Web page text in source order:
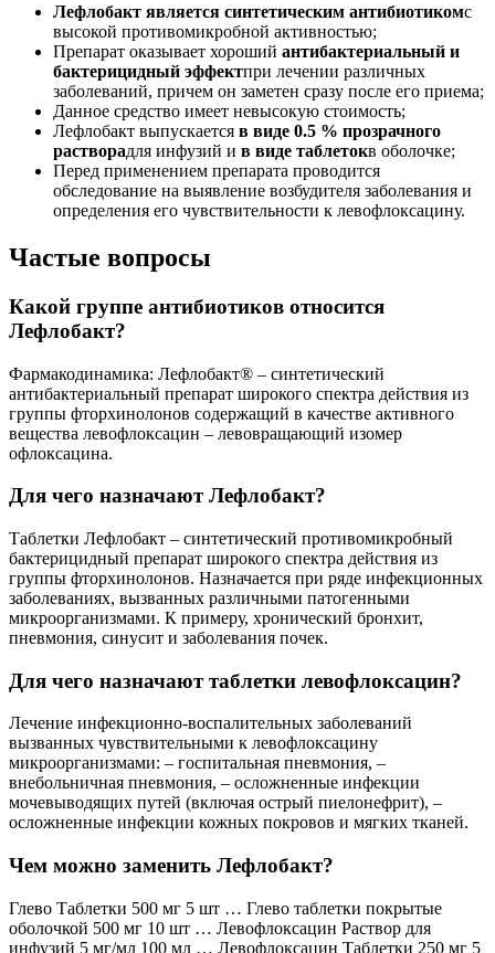
Лефлобакт является синтетическим антибиотикомс
высокой противомикробной активностью;
Препарат оказывает хороший антибактериальный и
бактерицидный эффектпри лечении различных
заболеваний, причем он заметен сразу после его приема;
Данное средство имеет невысокую стоимость;
Лефлобакт выпускается в виде 0.5 % прозрачного
растворадля инфузий и в виде таблетокв оболочке;
Перед применением препарата проводится
обследование на выявление возбудителя заболевания и
определения его чувствительности к левофлоксацину.
Частые вопросы
Какой группе антибиотиков относится
Лефлобакт?
Фармакодинамика: Лефлобакт® – синтетический
антибактериальный препарат широкого спектра действия из
группы фторхинолонов содержащий в качестве активного
вещества левофлоксацин – левовращающий изомер
офлоксацина.
Для чего назначают Лефлобакт?
Таблетки Лефлобакт – синтетический противомикробный
бактерицидный препарат широкого спектра действия из
группы фторхинолонов. Назначается при ряде инфекционных
заболеваниях, вызванных различными патогенными
микроорганизмами. К примеру, хронический бронхит,
пневмония, синусит и заболевания почек.
Для чего назначают таблетки левофлоксацин?
Лечение инфекционно-воспалительных заболеваний
вызванных чувствительными к левофлоксацину
микроорганизмами: – госпитальная пневмония, –
внебольничная пневмония, – осложненные инфекции
мочевыводящих путей (включая острый пиелонефрит), –
осложненные инфекции кожных покровов и мягких тканей.
Чем можно заменить Лефлобакт?
Глево Таблетки 500 мг 5 шт … Глево таблетки покрытые
оболочкой 500 мг 10 шт … Левофлоксацин Раствор для
инфузий 5 мг/мл 100 мл … Левофлоксацин Таблетки 250 мг 5